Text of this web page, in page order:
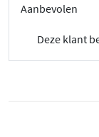
Aanbevolen
Deze klant